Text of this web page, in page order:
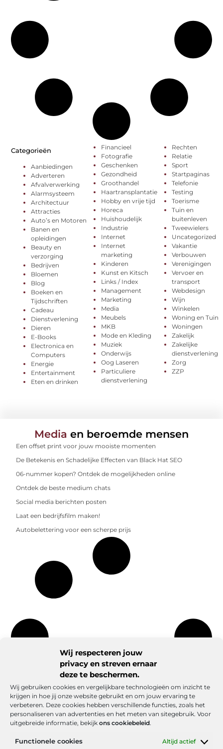
Wij respecteren jouw
privacy en streven ernaar
deze te beschermen.
Wij gebruiken cookies en vergelijkbare technologieën om inzicht te
krijgen in hoe jij onze website gebruikt en om jouw ervaring te
verbeteren. Deze cookies hebben verschillende functies, zoals het
personaliseren van advertenties en het meten van sitegebruik. Voor
uitgebreide informatie, bekijk ons cookiebeleid.
Functionele cookies Altijd actief
Categorieën
Aanbiedingen
Adverteren
Afvalverwerking
Alarmsysteem
Architectuur
Attracties
Auto’s en Motoren
Banen en
opleidingen
Beauty en
verzorging
Bedrijven
Bloemen
Blog
Boeken en
Tijdschriften
Cadeau
Dienstverlening
Dieren
E-Books
Electronica en
Computers
Energie
Entertainment
Eten en drinken
Financieel
Fotografie
Geschenken
Gezondheid
Groothandel
Haartransplantatie
Hobby en vrije tijd
Horeca
Huishoudelijk
Industrie
Internet
Internet
marketing
Kinderen
Kunst en Kitsch
Links / Index
Management
Marketing
Media
Meubels
MKB
Mode en Kleding
Muziek
Onderwijs
Oog Laseren
Particuliere
dienstverlening
Rechten
Relatie
Sport
Startpaginas
Telefonie
Testing
Toerisme
Tuin en
buitenleven
Tweewielers
Uncategorized
Vakantie
Verbouwen
Verenigingen
Vervoer en
transport
Webdesign
Wijn
Winkelen
Woning en Tuin
Woningen
Zakelijk
Zakelijke
dienstverlening
Zorg
ZZP
Media en beroemde mensen
Een offset print voor jouw mooiste momenten
De Betekenis en Schadelijke Effecten van Black Hat SEO
06-nummer kopen? Ontdek de mogelijkheden online
Ontdek de beste medium chats
Social media berichten posten
Laat een bedrijfsfilm maken!
Autobelettering voor een scherpe prijs